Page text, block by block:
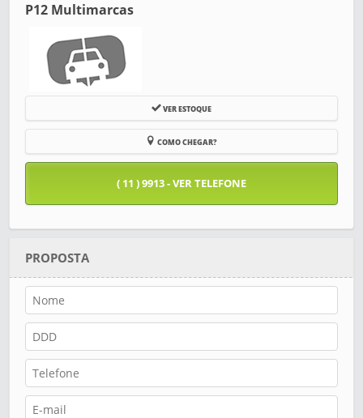
P12 Multimarcas
VER ESTOQUE
COMO CHEGAR?
( 11 ) 9913 - VER TELEFONE
PROPOSTA